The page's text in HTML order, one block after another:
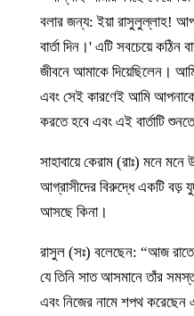
বলার জন্য: ইয়া রাসুলুল্লাহ!
বার্তা দিন।' এটি সবচেয়ে কঠিন
জীবনে আমাকে দিয়েছিলেন।
এবং সেই কারণেই আমি
করতে হবে এবং এই বার্তাটি
সাহাবায়ে কেরাম (রাঃ) মনে মনে
আগ্রাসীদের বিরুদ্ধে একটি বড়
আসছে কিনা।
রাসুল (সঃ) বলেছেন: “আজ
যে তিনি সাত আসমানে তাঁর
এবং নিজের নামে শপথ